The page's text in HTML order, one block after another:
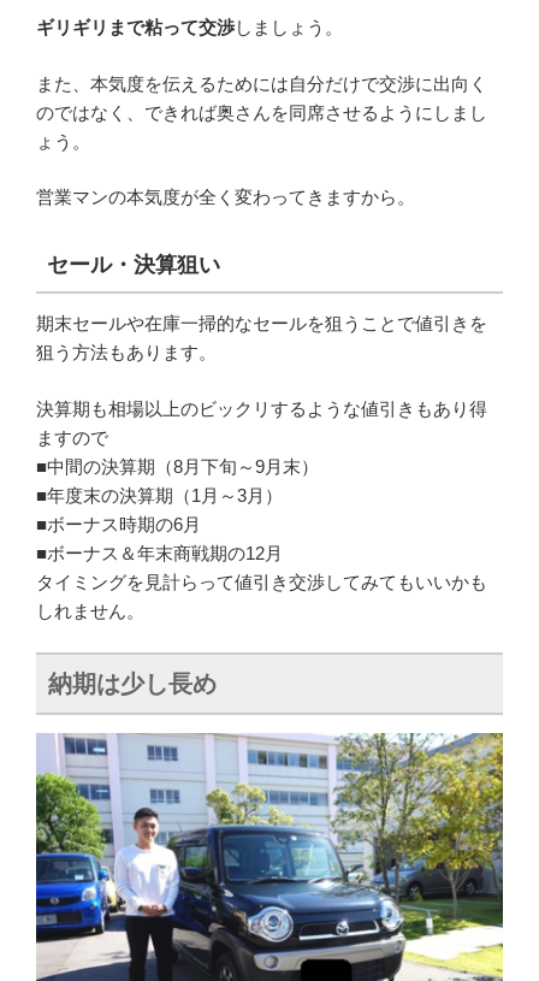
ギリギリまで粘って交渉しましょう。
また、本気度を伝えるためには自分だけで交渉に出向く
のではなく、できれば奥さんを同席させるようにしまし
ょう。
営業マンの本気度が全く変わってきますから。
セール・決算狙い
期末セールや在庫一掃的なセールを狙うことで値引きを
狙う方法もあります。
決算期も相場以上のビックリするような値引きもあり得
ますので
■中間の決算期（8月下旬～9月末）
■年度末の決算期（1月～3月）
■ボーナス時期の6月
■ボーナス＆年末商戦期の12月
タイミングを見計らって値引き交渉してみてもいいかも
しれません。
納期は少し長め